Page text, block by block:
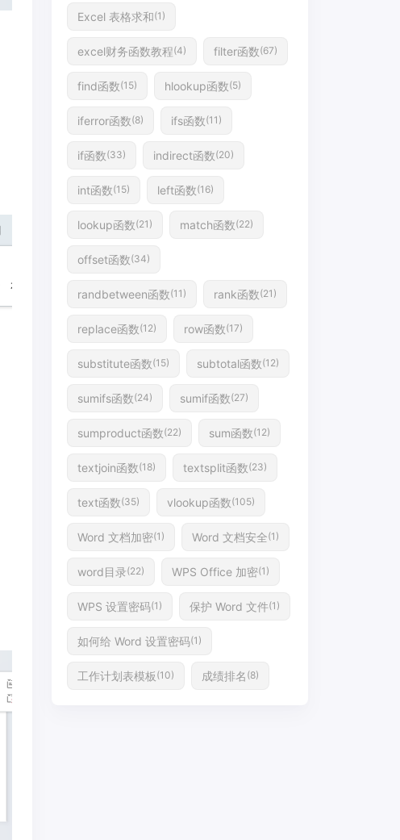
Excel 表格求和(1)
excel财务函数教程(4) filter函数(67)
find函数(15) hlookup函数(5)
iferror函数(8) ifs函数(11)
if函数(33) indirect函数(20)
int函数(15) left函数(16)
lookup函数(21) match函数(22)
offset函数(34)
randbetween函数(11) rank函数(21)
replace函数(12) row函数(17)
substitute函数(15) subtotal函数(12)
sumifs函数(24) sumif函数(27)
sumproduct函数(22) sum函数(12)
textjoin函数(18) textsplit函数(23)
text函数(35) vlookup函数(105)
Word 文档加密(1) Word 文档安全(1)
word目录(22) WPS Office 加密(1)
WPS 设置密码(1) 保护 Word 文件(1)
如何给 Word 设置密码(1)
工作计划表模板 (10) 成绩排名 (8)